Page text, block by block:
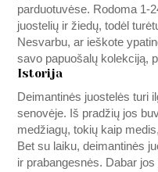
parduotuvėse. Rodoma 1-
juostelių ir žiedų, todėl
Nesvarbu, ar ieškote
savo papuošalų kolekciją,
Istorija
Deimantinės juostelės turi
senovėje. Iš pradžių jos
medžiagų, tokių kaip
Bet su laiku, deimantinės
ir prabangesnės. Dabar